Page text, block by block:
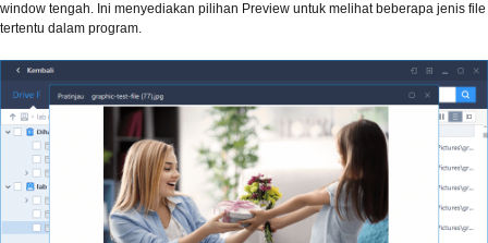
window tengah. Ini menyediakan pilihan Preview untuk melihat beberapa jenis file
tertentu dalam program.